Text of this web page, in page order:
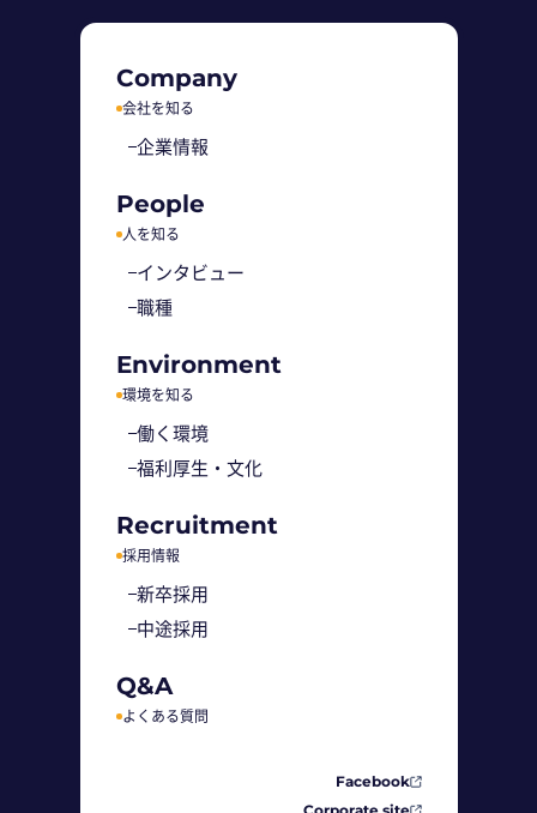
Company
会社を知る
企業情報
People
人を知る
インタビュー
職種
Environment
環境を知る
働く環境
福利厚生・文化
Recruitment
採用情報
新卒採用
中途採用
Q&A
よくある質問
Facebook